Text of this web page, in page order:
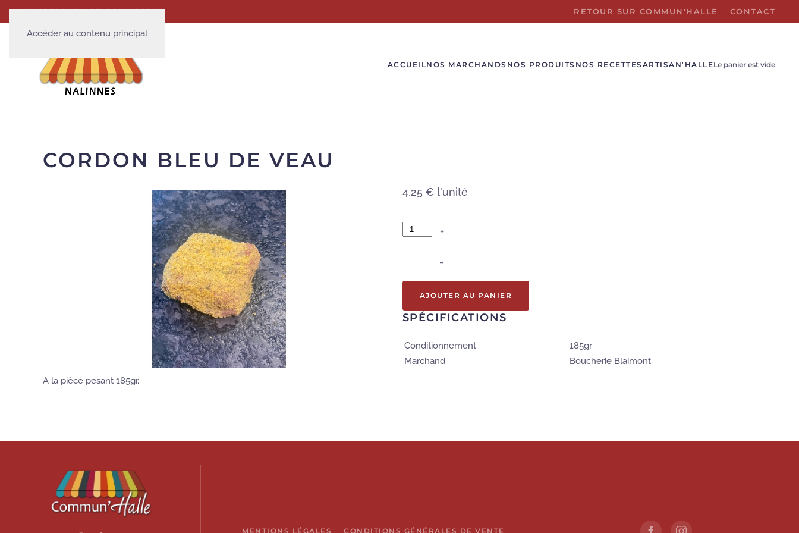
Accéder au contenu principal
S'INSCRIRE SE CONNECTER RETOUR SUR COMMUN'HALLE CONTACT
ACCUEILNOS MARCHANDS NOS PRODUITS NOS RECETTES ARTISAN'HALLELe panier est vide
CORDON BLEU DE VEAU
4,25 € l'unité
+
–
AJOUTER AU PANIER
SPÉCIFICATIONS
Conditionnement
185gr
Marchand
Boucherie Blaimont
A la pièce pesant 185gr.
MENTIONS LÉGALES CONDITIONS GÉNÉRALES DE VENTE